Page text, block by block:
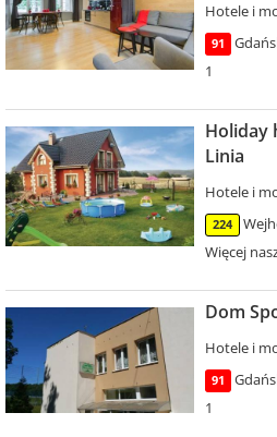
Hotele i
91
1
Holiday
Linia
Hotele i
224
Więcej
Dom
Hotele i
91
1